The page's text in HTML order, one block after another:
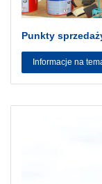
Punkty
Informacje na